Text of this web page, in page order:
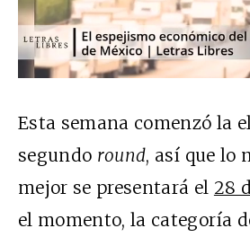
Esta semana comenzó la
segundo round, así que lo
mejor se presentará el 28
el momento, la categoría